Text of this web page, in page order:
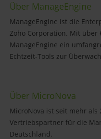
Über ManageEngine
ManageEngine ist die
Zoho Corporation. Mit über
ManageEngine ein
Echtzeit-Tools zur
Über MicroNova
MicroNova ist seit mehr als
Vertriebspartner für die
Deutschland.